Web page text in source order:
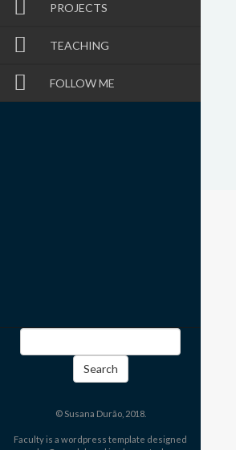
PROJECTS
TEACHING
FOLLOW ME
for:
© Susana Durão, 2018.
Faculty is a wordpress template designed